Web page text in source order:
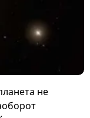
не